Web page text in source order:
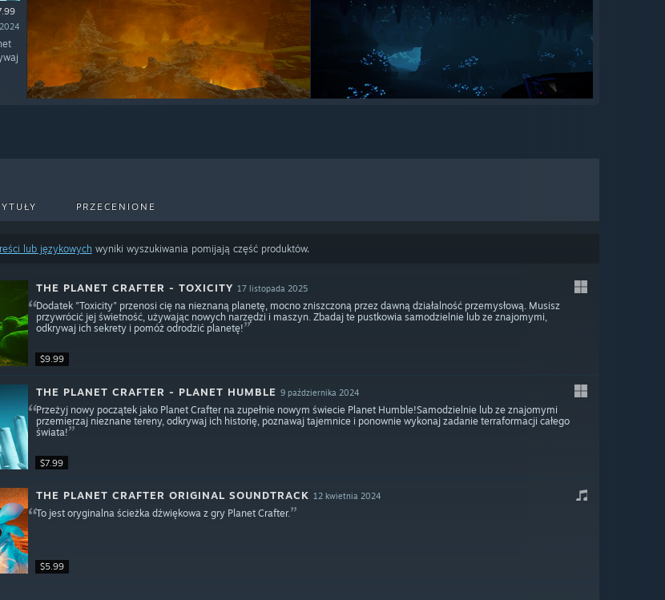
PRZECENIONE
lub językowych wyniki wyszukiwania pomijają część produktów.
$9.99
THE PLANET CRAFTER - TOXICITY 17 listopada 2025
Dodatek "Toxicity" przenosi cię na nieznaną planetę, mocno zniszczoną przez dawną działalność przemysłową. Musisz
przywrócić jej świetność, używając nowych narzędzi i maszyn. Zbadaj te pustkowia samodzielnie lub ze znajomymi,
odkrywaj ich sekrety i pomóż odrodzić planetę!
$7.99
THE PLANET CRAFTER - PLANET HUMBLE 9 października 2024
Przeżyj nowy początek jako Planet Crafter na zupełnie nowym świecie Planet Humble!Samodzielnie lub ze znajomymi
przemierzaj nieznane tereny, odkrywaj ich historię, poznawaj tajemnice i ponownie wykonaj zadanie terraformacji całego
świata!
$5.99
THE PLANET CRAFTER ORIGINAL SOUNDTRACK 12 kwietnia 2024
To jest oryginalna ścieżka dźwiękowa z gry Planet Crafter.